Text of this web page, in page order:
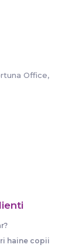
Office,
haine copii